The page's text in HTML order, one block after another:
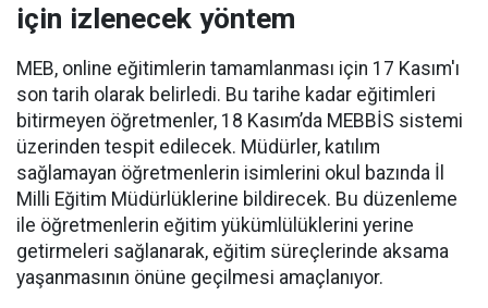
için izlenecek yöntem
MEB, online eğitimlerin tamamlanması için 17 Kasım'ı
son tarih olarak belirledi. Bu tarihe kadar eğitimleri
bitirmeyen öğretmenler, 18 Kasım’da MEBBİS sistemi
üzerinden tespit edilecek. Müdürler, katılım
sağlamayan öğretmenlerin isimlerini okul bazında İl
Milli Eğitim Müdürlüklerine bildirecek. Bu düzenleme
ile öğretmenlerin eğitim yükümlülüklerini yerine
getirmeleri sağlanarak, eğitim süreçlerinde aksama
yaşanmasının önüne geçilmesi amaçlanıyor.